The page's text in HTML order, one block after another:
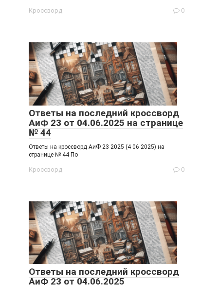
Кроссворд 0
Ответы на последний кроссворд
АиФ 23 от 04.06.2025 на странице
№ 44
Ответы на кроссворд АиФ 23 2025 (4 06 2025) на
странице № 44 По
Кроссворд 0
Ответы на последний кроссворд
АиФ 23 от 04.06.2025